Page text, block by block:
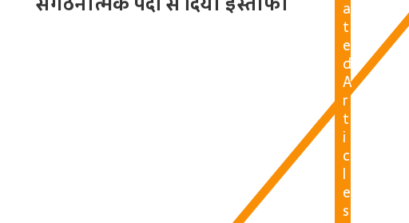
a
t
e
d
A
r
t
i
c
l
e
s